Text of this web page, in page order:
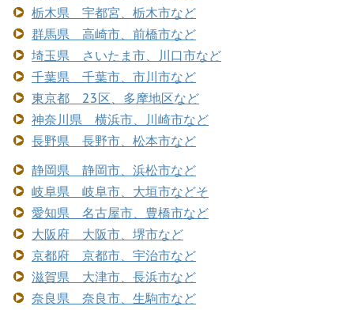
栃木県 宇都宮、栃木市など
群馬県 高崎市、前橋市など
埼玉県 さいたま市、川口市など
千葉県 千葉市、市川市など
東京都 23区、多摩地区など
神奈川県 横浜市、川崎市など
長野県 長野市、松本市など
静岡県 静岡市、浜松市など
岐阜県 岐阜市、大垣市などそ
愛知県 名古屋市、豊橋市など
大阪府 大阪市、堺市など
京都府 京都市、宇治市など
滋賀県 大津市、長浜市など
奈良県 奈良市、生駒市など